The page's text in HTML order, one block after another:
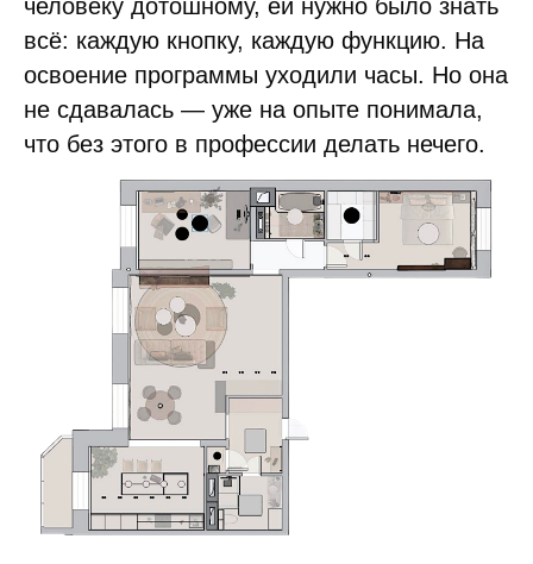
человеку дотошному, ей нужно было знать
всё: каждую кнопку, каждую функцию. На
освоение программы уходили часы. Но она
не сдавалась — уже на опыте понимала,
что без этого в профессии делать нечего.